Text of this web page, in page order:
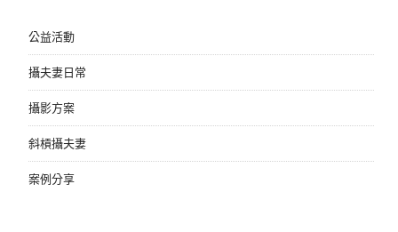
公益活動
攝夫妻日常
攝影方案
斜槓攝夫妻
案例分享